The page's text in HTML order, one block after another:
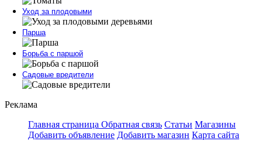
Уход за плодовыми
Парша
Борьба с паршой
Садовые вредители
Реклама
Главная страница Обратная связь Статьи Магазины
Добавить объявление Добавить магазин Карта сайта